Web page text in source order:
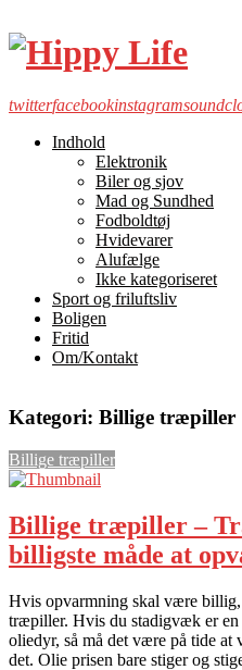
twitterfacebookinstagram
Indhold
Elektronik
Biler og sjov
Mad og Sundhed
Fodboldtøj
Hvidevarer
Alufælge
Ikke kategoriseret
Sport og friluftsliv
Boligen
Fritid
Om/Kontakt
Kategori: Billige træpiller
Billige træpiller
Billige træpiller –
billigste måde at
Hvis opvarmning skal være billig,
træpiller. Hvis du stadigvæk er en
oliedyr, så må det være på tide at
det. Olie prisen bare stiger og